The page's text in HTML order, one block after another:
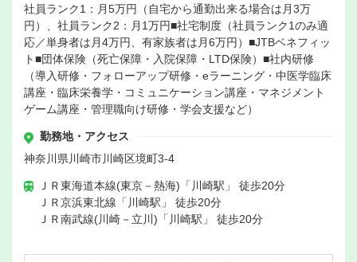
社員ランク1：月5万円（自宅から通勤出来る場合は月3万
円）、社員ランク2：月1万円■社宅制度（社員ランク1のみ適
応／単身者は月4万円、有家族者は月6万円）■JTBベネフィッ
ト■団体保険（死亡保障・入院保障・LTD保険）■社内研修
（導入研修・フォローアップ研修・eラーニング・中医学臨床
講座・臨床栄養学・コミュニケーション講座・マネジメント
ゲーム講座・管理職向け研修・学会支援など）
勤務地・アクセス
神奈川県川崎市川崎区境町3-4
ＪＲ東海道本線(東京－熱海)「川崎駅」 徒歩20分
ＪＲ京浜東北線「川崎駅」 徒歩20分
ＪＲ南武線(川崎－立川)「川崎駅」 徒歩20分